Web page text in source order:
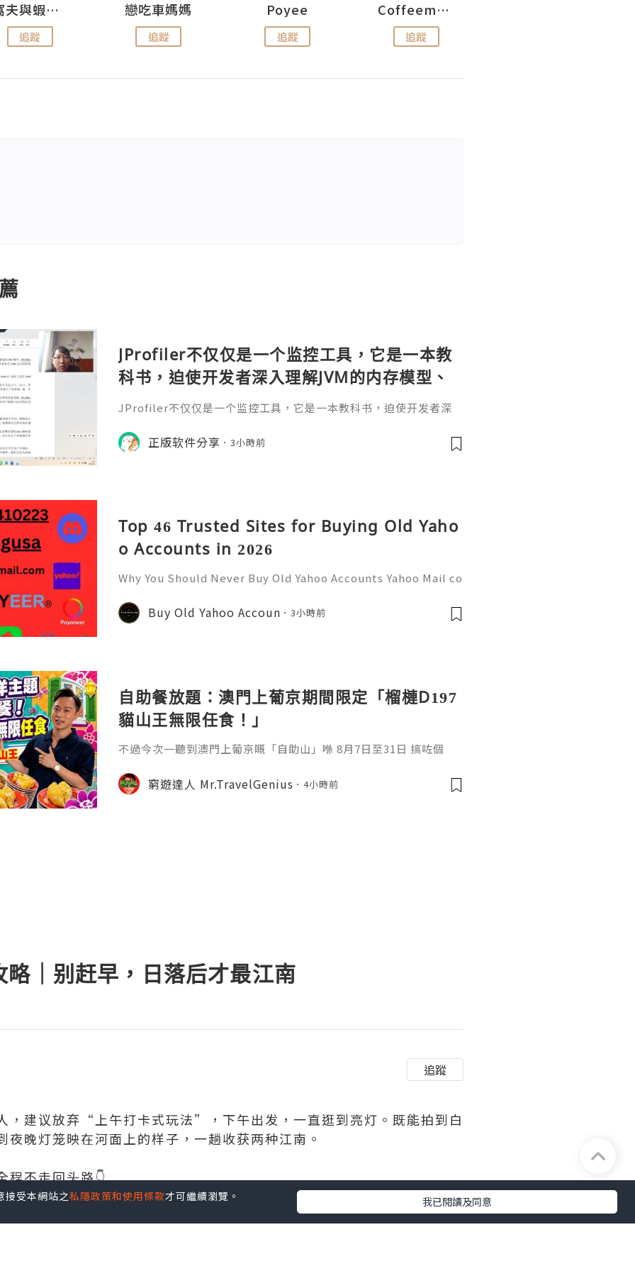
窩夫與蝦子餅
追蹤
戀吃車媽媽
追蹤
Poyee
追蹤
Coffeemeetjojo
追蹤
JProfiler不仅仅是一个监控工具，它是一本教
科书，迫使开发者深入理解JVM的内存模型、
垃圾回收机制和并发原理。通过直观的可视化
号。对于一名追求卓越的Java
JProfiler不仅仅是一个监控工具，它是一本教科书，迫使开发者深
化数据，它将抽象的性能问题具象化为代码行号。对于一名追求卓越
的Java工程师而言，掌握JProfiler是迈向高阶架构师的关键一步。
正版软件分享 3小時前
Top 46 Trusted Sites for Buying Old Yaho
o Accounts in 2026
Why You Should Never Buy Old Yahoo Accounts Yahoo Mail co
onal communication, business correspondence, and online a
ccount recovery. Because of
Buy Old Yahoo Accoun 3小時前
自助餐放題：澳門上葡京期間限定「榴槤D197
貓山王無限任食！」
不過今次一聽到澳門上葡京嘅「自助山」喺 8月7日至31日 搞咗個
家親身試食！睇下到底值唔值？
窮遊達人 Mr.TravelGenius 4小時前
｜别赶早，日落后才最江南
追蹤
，建议放弃“上午打卡式玩法”，下午出发，一直逛到亮灯。既能拍到白
夜晚灯笼映在河面上的样子，一趟收获两种江南。
程不走回头路👇
受本網站之私隱政策和使用條款才可繼續瀏覽。 我已閱讀及同意